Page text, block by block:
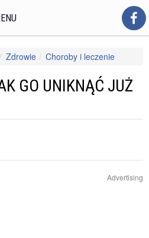
Zdrowie
Choroby i leczenie
już podczas snu?
GO UNIKNĄĆ JUŻ
Advertising